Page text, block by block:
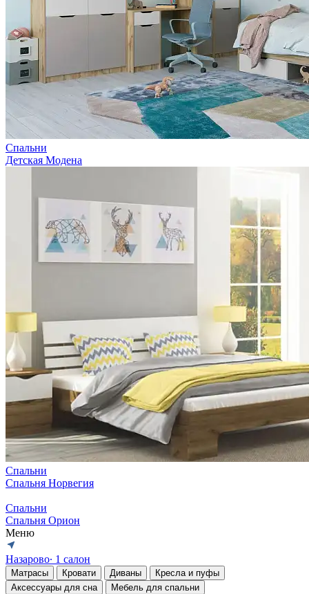
Спальни
Детская Модена
Спальни
Спальня Норвегия
Спальни
Спальня Орион
Меню
Назарово∙ 1 салон
Матрасы Кровати Диваны
Кресла и пуфы
Аксессуары для сна
Мебель для спальни